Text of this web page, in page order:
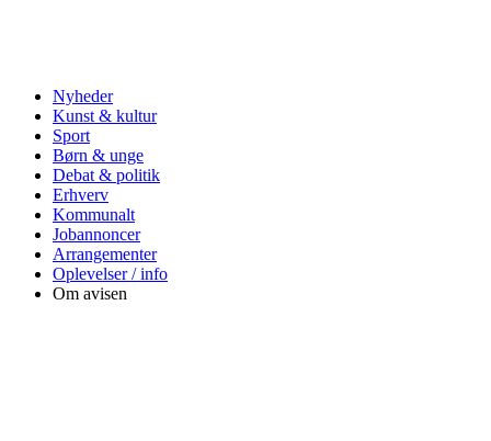
Nyheder
Kunst & kultur
Sport
Børn & unge
Debat & politik
Erhverv
Kommunalt
Jobannoncer
Arrangementer
Oplevelser / info
Om avisen